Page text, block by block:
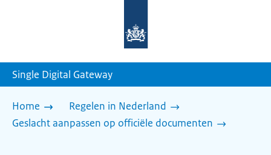
homepage
Single Digital Gateway
Home
Regelen in Nederland
Geslacht aanpassen op officiële documenten